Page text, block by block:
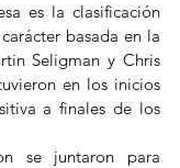
es la clasificación
basada en la
Seligman y Chris
en los inicios
a finales de los
se juntaron para